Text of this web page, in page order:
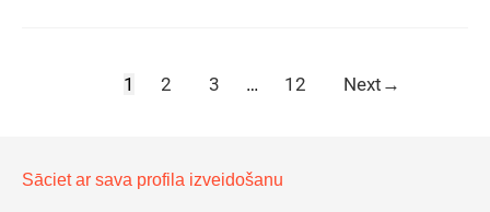
1 2 3 … 12 Next →
Sāciet ar sava profila izveidošanu